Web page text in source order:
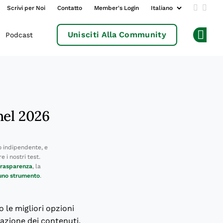
Scrivi per Noi Contatto Member's Login Add us
Podcast Unisciti Alla Community
2026
indipendente, e
i nostri test.
, la
strumento.
le migliori opzioni
dei contenuti.